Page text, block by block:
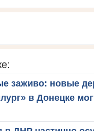
заживо: новые
в Донецке